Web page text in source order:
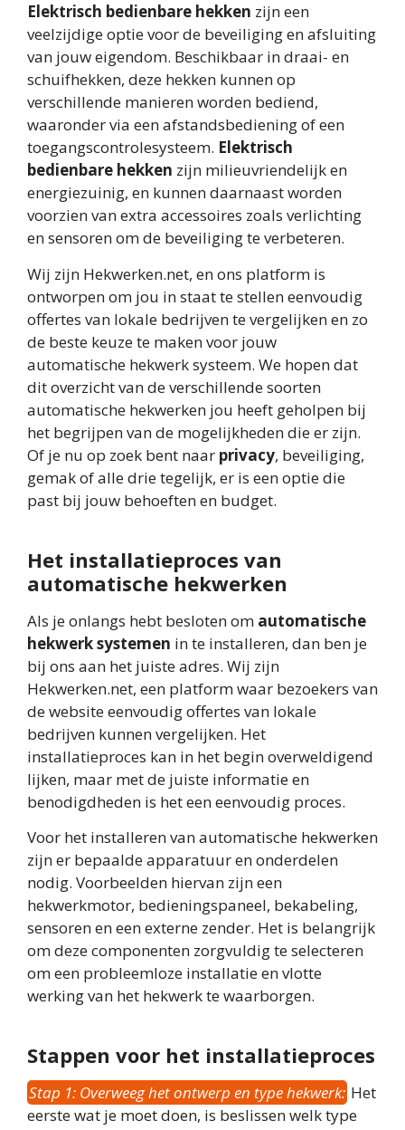
Elektrisch bedienbare hekken zijn een
veelzijdige optie voor de beveiliging en afsluiting
van jouw eigendom. Beschikbaar in draai- en
schuifhekken, deze hekken kunnen op
verschillende manieren worden bediend,
waaronder via een afstandsbediening of een
toegangscontrolesysteem. Elektrisch
bedienbare hekken zijn milieuvriendelijk en
energiezuinig, en kunnen daarnaast worden
voorzien van extra accessoires zoals verlichting
en sensoren om de beveiliging te verbeteren.
Wij zijn Hekwerken.net, en ons platform is
ontworpen om jou in staat te stellen eenvoudig
offertes van lokale bedrijven te vergelijken en zo
de beste keuze te maken voor jouw
automatische hekwerk systeem. We hopen dat
dit overzicht van de verschillende soorten
automatische hekwerken jou heeft geholpen bij
het begrijpen van de mogelijkheden die er zijn.
Of je nu op zoek bent naar privacy, beveiliging,
gemak of alle drie tegelijk, er is een optie die
past bij jouw behoeften en budget.
Het installatieproces van
automatische hekwerken
Als je onlangs hebt besloten om automatische
hekwerk systemen in te installeren, dan ben je
bij ons aan het juiste adres. Wij zijn
Hekwerken.net, een platform waar bezoekers van
de website eenvoudig offertes van lokale
bedrijven kunnen vergelijken. Het
installatieproces kan in het begin overweldigend
lijken, maar met de juiste informatie en
benodigdheden is het een eenvoudig proces.
Voor het installeren van automatische hekwerken
zijn er bepaalde apparatuur en onderdelen
nodig. Voorbeelden hiervan zijn een
hekwerkmotor, bedieningspaneel, bekabeling,
sensoren en een externe zender. Het is belangrijk
om deze componenten zorgvuldig te selecteren
om een probleemloze installatie en vlotte
werking van het hekwerk te waarborgen.
Stappen voor het installatieproces
Stap 1: Overweeg het ontwerp en type hekwerk: Het
eerste wat je moet doen, is beslissen welk type